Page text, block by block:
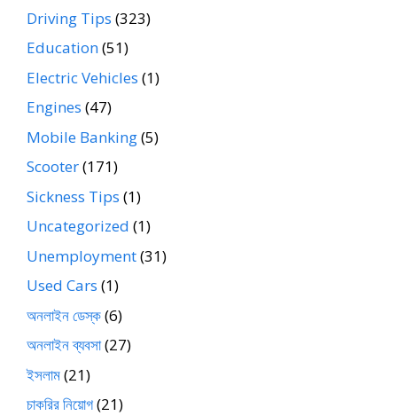
Driving Tips (323)
Education(51)
Electric Vehicles (1)
Engines (47)
Mobile Banking(5)
Scooter(171)
Sickness Tips (1)
Uncategorized (1)
Unemployment(31)
Used Cars (1)
অনলাইন ডেস্ক(6)
অনলাইন ব্যবসা(27)
ইসলাম(21)
চাকরির নিয়োগ(21)